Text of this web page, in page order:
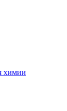
химии